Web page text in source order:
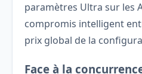
paramètres Ultra sur les
compromis intelligent
prix global de la
Face à la